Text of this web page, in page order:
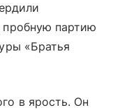
пробную партию
«Братья
в ярость. Он